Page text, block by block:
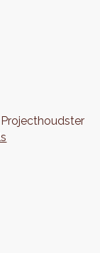
Projecthoudster